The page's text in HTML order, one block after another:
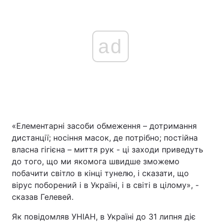
ad
«Елементарні засоби обмеження – дотримання
дистанції; носіння масок, де потрібно; постійна
власна гігієна – миття рук - ці заходи приведуть
до того, що ми якомога швидше зможемо
побачити світло в кінці тунелю, і сказати, що
вірус поборений і в Україні, і в світі в цілому», -
сказав Гелевей.
Як повідомляв УНІАН, в Україні до 31 липня діє